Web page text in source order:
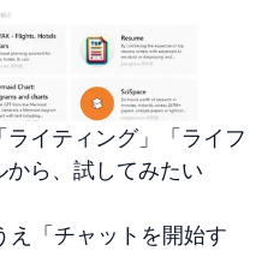
イティング」「ライフ
ら、試してみたい
え「チャットを開始す